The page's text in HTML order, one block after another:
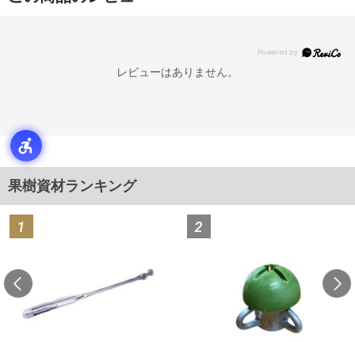
レビューはありません。
果樹資材ランキング